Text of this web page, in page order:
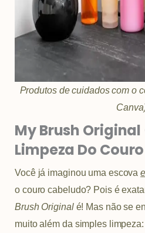
Produtos de cuidados com o
My Brush Original
Limpeza Do
Você já imaginou uma escova
o couro cabeludo? Pois é
Brush Original é! Mas não se
muito além da simples